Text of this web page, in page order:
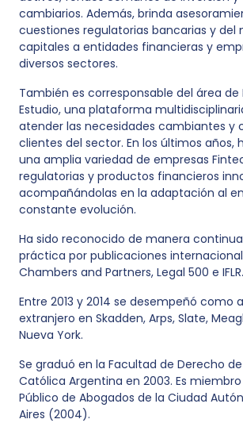
cambiarios. Además, brinda
cuestiones regulatorias bancarias y del
capitales a entidades financieras y
diversos sectores.
También es corresponsable del área de
Estudio, una plataforma
atender las necesidades cambiantes y
clientes del sector. En los últimos años,
una amplia variedad de empresas
regulatorias y productos financieros
acompañándolas en la adaptación al
constante evolución.
Ha sido reconocido de manera
práctica por publicaciones
Chambers and Partners, Legal 500 e IFLR.
Entre 2013 y 2014 se desempeñó como
extranjero en Skadden, Arps, Slate,
Nueva York.
Se graduó en la Facultad de Derecho
Católica Argentina en 2003. Es
Público de Abogados de la Ciudad
Aires (2004).